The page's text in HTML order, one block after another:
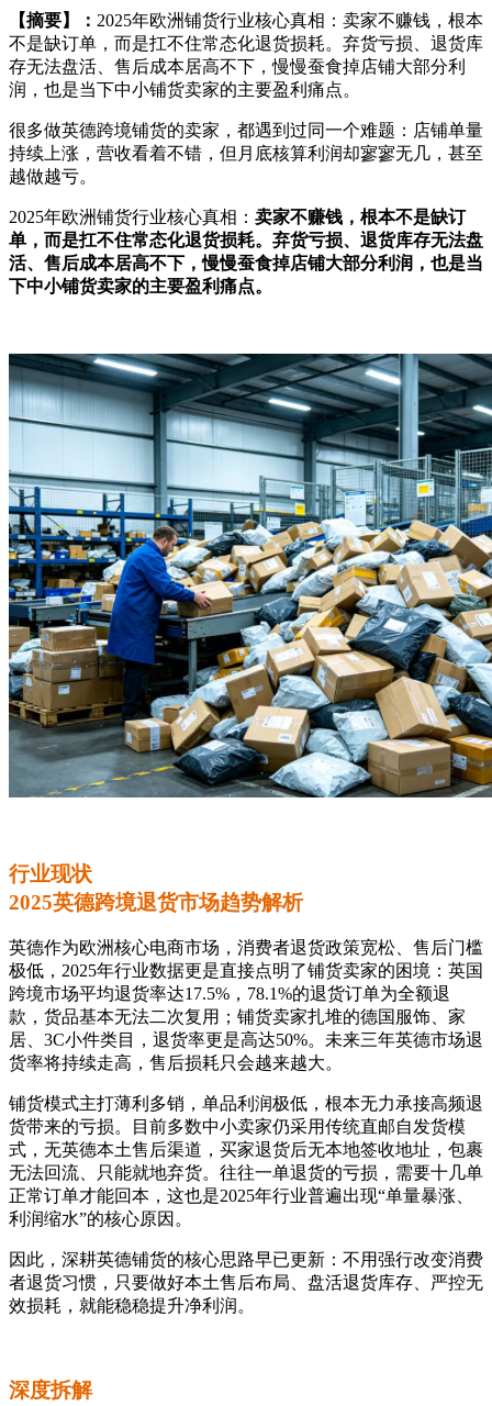
【摘要】： 2025年欧洲铺货行业核心真相：卖家不赚钱，根本
不是缺订单，而是扛不住常态化退货损耗。弃货亏损、退货库
存无法盘活、售后成本居高不下，慢慢蚕食掉店铺大部分利
润，也是当下中小铺货卖家的主要盈利痛点。
很多做英德跨境铺货的卖家，都遇到过同一个难题：店铺单量
持续上涨，营收看着不错，但月底核算利润却寥寥无几，甚至
越做越亏。
2025年欧洲铺货行业核心真相： 卖家不赚钱，根本不是缺订
单，而是扛不住常态化退货损耗。弃货亏损、退货库存无法盘
活、售后成本居高不下，慢慢蚕食掉店铺大部分利润，也是当
下中小铺货卖家的主要盈利痛点。
行业现状
2025英德跨境退货市场趋势解析
英德作为欧洲核心电商市场，消费者退货政策宽松、售后门槛
极低，2025年行业数据更是直接点明了铺货卖家的困境：英国
跨境市场平均退货率达17.5%，78.1%的退货订单为全额退
款，货品基本无法二次复用；铺货卖家扎堆的德国服饰、家
居、3C小件类目，退货率更是高达50%。未来三年英德市场退
货率将持续走高，售后损耗只会越来越大。
铺货模式主打薄利多销，单品利润极低，根本无力承接高频退
货带来的亏损。目前多数中小卖家仍采用传统直邮自发货模
式，无英德本土售后渠道，买家退货后无本地签收地址，包裹
无法回流、只能就地弃货。往往一单退货的亏损，需要十几单
正常订单才能回本，这也是2025年行业普遍出现“单量暴涨、
利润缩水”的核心原因。
因此，深耕英德铺货的核心思路早已更新：不用强行改变消费
者退货习惯，只要做好本土售后布局、盘活退货库存、严控无
效损耗，就能稳稳提升净利润。
深度拆解